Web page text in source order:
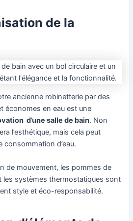
de la
ancienne robinetterie par des
économes en eau est une
d’une salle de bain. Non
l’esthétique, mais cela peut
consommation d’eau.
de mouvement, les pommes de
les systèmes thermostatiques sont
style et éco-responsabilité.